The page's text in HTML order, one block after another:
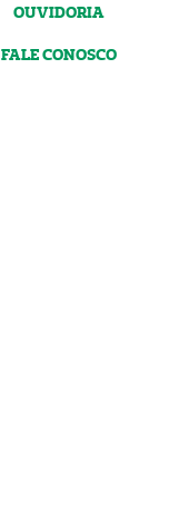
OUVIDORIA
FALE CONOSCO